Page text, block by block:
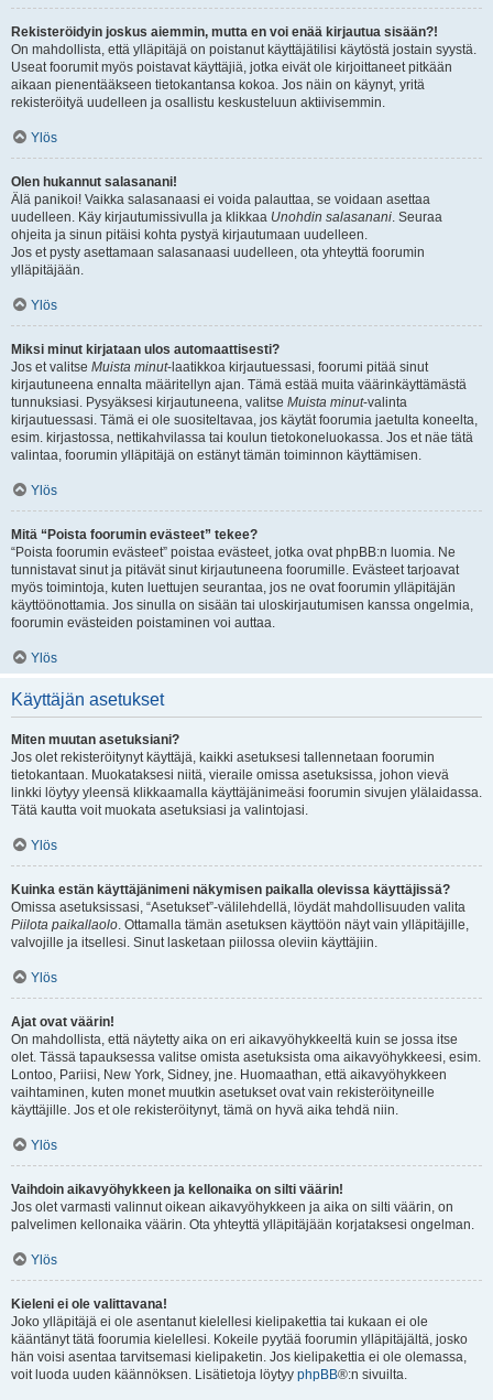
Rekisteröidyin joskus aiemmin, mutta en voi enää kirjautua sisään?!
On mahdollista, että ylläpitäjä on poistanut käyttäjätilisi käytöstä jostain syystä.
Useat foorumit myös poistavat käyttäjiä, jotka eivät ole kirjoittaneet pitkään
aikaan pienentääkseen tietokantansa kokoa. Jos näin on käynyt, yritä
rekisteröityä uudelleen ja osallistu keskusteluun aktiivisemmin.
Ylös
Olen hukannut salasanani!
Älä panikoi! Vaikka salasanaasi ei voida palauttaa, se voidaan asettaa
uudelleen. Käy kirjautumissivulla ja klikkaa Unohdin salasanani. Seuraa
ohjeita ja sinun pitäisi kohta pystyä kirjautumaan uudelleen.
Jos et pysty asettamaan salasanaasi uudelleen, ota yhteyttä foorumin
ylläpitäjään.
Ylös
Miksi minut kirjataan ulos automaattisesti?
Jos et valitse Muista minut-laatikkoa kirjautuessasi, foorumi pitää sinut
kirjautuneena ennalta määritellyn ajan. Tämä estää muita väärinkäyttämästä
tunnuksiasi. Pysyäksesi kirjautuneena, valitse Muista minut-valinta
kirjautuessasi. Tämä ei ole suositeltavaa, jos käytät foorumia jaetulta koneelta,
esim. kirjastossa, nettikahvilassa tai koulun tietokoneluokassa. Jos et näe tätä
valintaa, foorumin ylläpitäjä on estänyt tämän toiminnon käyttämisen.
Ylös
Mitä “Poista foorumin evästeet” tekee?
“Poista foorumin evästeet” poistaa evästeet, jotka ovat phpBB:n luomia. Ne
tunnistavat sinut ja pitävät sinut kirjautuneena foorumille. Evästeet tarjoavat
myös toimintoja, kuten luettujen seurantaa, jos ne ovat foorumin ylläpitäjän
käyttöönottamia. Jos sinulla on sisään tai uloskirjautumisen kanssa ongelmia,
foorumin evästeiden poistaminen voi auttaa.
Ylös
Käyttäjän asetukset
Miten muutan asetuksiani?
Jos olet rekisteröitynyt käyttäjä, kaikki asetuksesi tallennetaan foorumin
tietokantaan. Muokataksesi niitä, vieraile omissa asetuksissa, johon vievä
linkki löytyy yleensä klikkaamalla käyttäjänimeäsi foorumin sivujen ylälaidassa.
Tätä kautta voit muokata asetuksiasi ja valintojasi.
Ylös
Kuinka estän käyttäjänimeni näkymisen paikalla olevissa käyttäjissä?
Omissa asetuksissasi, “Asetukset”-välilehdellä, löydät mahdollisuuden valita
Piilota paikallaolo. Ottamalla tämän asetuksen käyttöön näyt vain ylläpitäjille,
valvojille ja itsellesi. Sinut lasketaan piilossa oleviin käyttäjiin.
Ylös
Ajat ovat väärin!
On mahdollista, että näytetty aika on eri aikavyöhykkeeltä kuin se jossa itse
olet. Tässä tapauksessa valitse omista asetuksista oma aikavyöhykkeesi, esim.
Lontoo, Pariisi, New York, Sidney, jne. Huomaathan, että aikavyöhykkeen
vaihtaminen, kuten monet muutkin asetukset ovat vain rekisteröityneille
käyttäjille. Jos et ole rekisteröitynyt, tämä on hyvä aika tehdä niin.
Ylös
Vaihdoin aikavyöhykkeen ja kellonaika on silti väärin!
Jos olet varmasti valinnut oikean aikavyöhykkeen ja aika on silti väärin, on
palvelimen kellonaika väärin. Ota yhteyttä ylläpitäjään korjataksesi ongelman.
Ylös
Kieleni ei ole valittavana!
Joko ylläpitäjä ei ole asentanut kielellesi kielipakettia tai kukaan ei ole
kääntänyt tätä foorumia kielellesi. Kokeile pyytää foorumin ylläpitäjältä, josko
hän voisi asentaa tarvitsemasi kielipaketin. Jos kielipakettia ei ole olemassa,
voit luoda uuden käännöksen. Lisätietoja löytyy phpBB®:n sivuilta.